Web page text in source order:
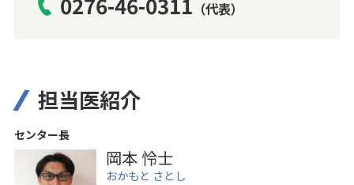
（代表）
担当医紹介
センター長
岡本 怜士
おかもと さとし